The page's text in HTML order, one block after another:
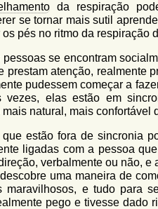
da respiração
se tornar mais sutil
pés no ritmo da respiração
se encontram
atenção, realmente
pudessem começar a
vezes, elas estão em
natural, mais confortável
estão fora de sincronia
ligadas com a pessoa
verbalmente ou não, e
uma maneira de
maravilhosos, e tudo para
pego e tivesse dado